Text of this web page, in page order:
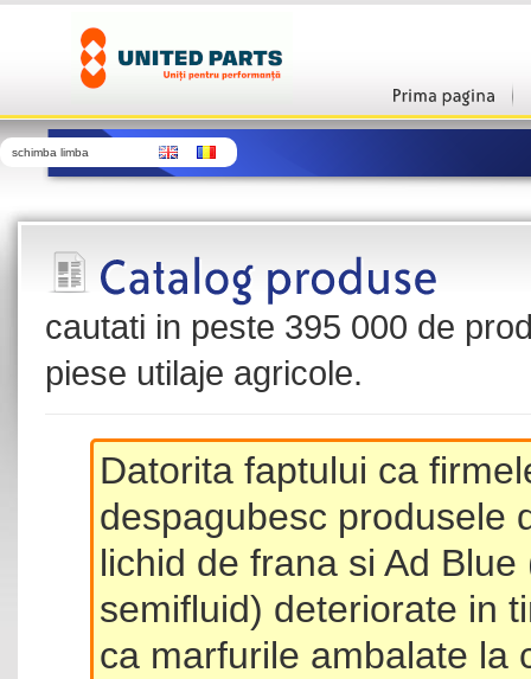
schimba limba
cautati in peste 395 000 de
piese utilaje agricole.
Datorita faptului ca
despagubesc produsele
lichid de frana si Ad
semifluid) deteriorate in
ca marfurile ambalate la